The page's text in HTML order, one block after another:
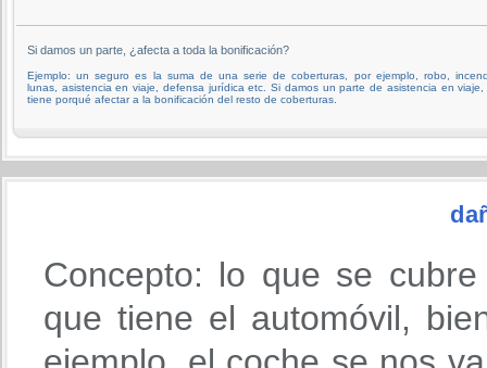
Si damos un parte, ¿afecta a toda la bonificación?
Ejemplo: un seguro es la suma de una serie de coberturas, por ejemplo, robo,
lunas, asistencia en viaje, defensa jurídica etc. Si damos un parte de asistencia en viaje,
tiene porqué afectar a la bonificación del resto de coberturas.
Concepto: lo que se
que tiene el automóvil,